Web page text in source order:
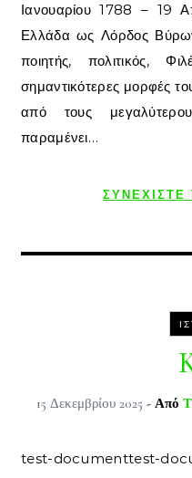
Ιανουαρίου 1788 – 19
Ελλάδα ως Λόρδος
ποιητής, πολιτικός,
σημαντικότερες μορφές
από τους
παραμένει…
15 Δεκεμβρίου 2025 - Από
test-documenttest-